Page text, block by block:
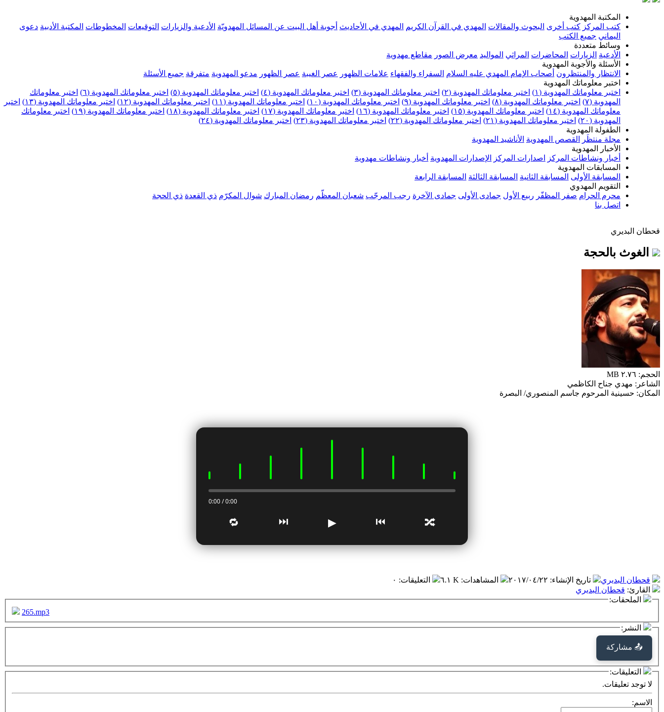
المكتبة المهدوية
كتب المركز كتب أخرى البحوث والمقالات المهدي في القرآن الكريم المهدي في الأحاديث أجوبة أهل البيت عن المسائل المهدويّة الأدعية والزيارات التوقيعات المخطوطات المكتبة الأدبية دعوى
اليماني جميع الكتب
وسائط متعددة
الأدعية الزيارات المحاضرات المراثي المواليد معرض الصور مقاطع مهدوية
الأسئلة والأجوبة المهدوية
الانتظار والمنتظرون أصحاب الإمام المهدي عليه السلام السفراء والفقهاء علامات الظهور عصر الغيبة عصر الظهور مدعو المهدوية متفرقة جميع الأسئلة
اختبر معلوماتك المهدوية
اختبر معلوماتك المهدوية (١)
اختبر معلوماتك المهدوية (٢) اختبر معلوماتك المهدوية (٣) اختبر معلوماتك المهدوية (٤) اختبر معلوماتك المهدوية (٥) اختبر معلوماتك المهدوية (٦)
اختبر معلوماتك
المهدوية (٧)
اختبر معلوماتك المهدوية (٨) اختبر معلوماتك المهدوية (٩) اختبر معلوماتك المهدوية (١٠) اختبر معلوماتك المهدوية (١١) اختبر معلوماتك المهدوية (١٢) اختبر معلوماتك المهدوية (١٣)
اختبر
معلوماتك المهدوية (١٤)
اختبر معلوماتك المهدوية (١٥) اختبر معلوماتك المهدوية (١٦) اختبر معلوماتك المهدوية (١٧) اختبر معلوماتك المهدوية (١٨) اختبر معلوماتك المهدوية (١٩)
اختبر معلوماتك
المهدوية (٢٠)
اختبر معلوماتك المهدوية (٢١) اختبر معلوماتك المهدوية (٢٢) اختبر معلوماتك المهدوية (٢٣)
اختبر معلوماتك المهدوية (٢٤)
الطفولة المهدوية
مجلة منتظَر
القصص المهدوية الأناشيد المهدوية
الأخبار المهدوية
أخبار ونشاطات المركز
اصدارات المركز الإصدارات المهدوية أخبار ونشاطات مهدوية
المسابقات المهدوية
المسابقة الأولى المسابقة الثانية المسابقة الثالثة المسابقة الرابعة
التقويم المهدوي
محرم الحرام صفر المظفّر ربيع الأول جمادى الأولى جمادى الآخرة رجب المرجّب شعبان المعظّم رمضان المبارك شوال المكرّم ذي القعدة ذي الحجة
اتصل بنا
قحطان البديري
الغوث بالحجة
الحجم: ٢.٧٦ MB
الشاعر: مهدي جناح الكاظمي
المكان: حسينية المرحوم جاسم المنصوري/ البصرة
0:00 / 0:00
🔀
⏮
▶
⏭
🔁
قحطان البديري تاريخ الإنشاء: ٢٠١٧/٠٤/٢٢ المشاهدات: ٦.١ K التعليقات: ٠
القارئ: قحطان البديري
الملحقات:
265.mp3
النشر:
📤 مشاركة
التعليقات:
لا توجد تعليقات.
الاسم: